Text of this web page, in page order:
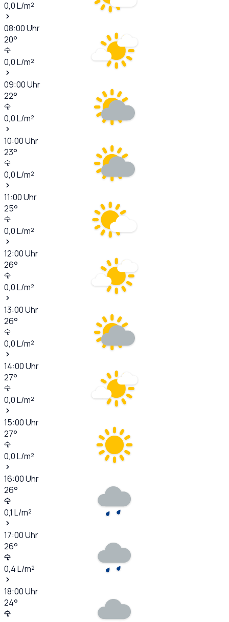
0,0L/m²
08:00Uhr
20°
0,0L/m²
09:00Uhr
22°
0,0L/m²
10:00Uhr
23°
0,0L/m²
11:00Uhr
25°
0,0L/m²
12:00Uhr
26°
0,0L/m²
13:00Uhr
26°
0,0L/m²
14:00Uhr
27°
0,0L/m²
15:00Uhr
27°
0,0L/m²
16:00Uhr
26°
0,1 L/m²
17:00Uhr
26°
0,4L/m²
18:00Uhr
24°